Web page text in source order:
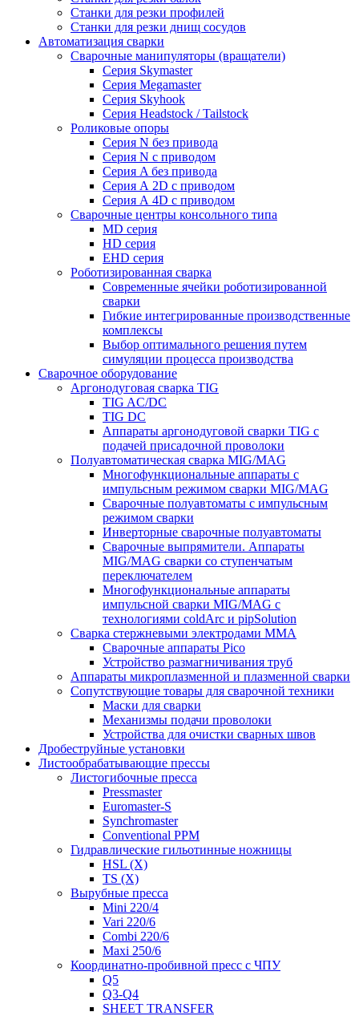
Станки для резки профилей
Станки для резки днищ сосудов
Автоматизация сварки
Сварочные манипуляторы (вращатели)
Серия Skymaster
Серия Megamaster
Серия Skyhook
Серия Headstock / Tailstock
Роликовые опоры
Серия N без привода
Серия N с приводом
Серия A без привода
Серия А 2D с приводом
Серия А 4D с приводом
Сварочные центры консольного типа
MD серия
HD серия
EHD серия
Роботизированная сварка
Современные ячейки роботизированной
сварки
Гибкие интегрированные производственные
комплексы
Выбор оптимального решения путем
симуляции процесса производства
Сварочное оборудование
Аргонодуговая сварка TIG
TIG AC/DC
TIG DC
Аппараты аргонодуговой сварки TIG с
подачей присадочной проволоки
Полуавтоматическая сварка MIG/MAG
Многофункциональные аппараты с
импульсным режимом сварки MIG/MAG
Сварочные полуавтоматы с импульсным
режимом сварки
Инверторные сварочные полуавтоматы
Сварочные выпрямители. Аппараты
MIG/MAG сварки со ступенчатым
переключателем
Многофункциональные аппараты
импульсной сварки MIG/MAG с
технологиями coldArc и pipSolution
Сварка стержневыми электродами MMA
Сварочные аппараты Pico
Устройство размагничивания труб
Аппараты микроплазменной и плазменной сварки
Сопутствующие товары для сварочной техники
Маски для сварки
Механизмы подачи проволоки
Устройства для очистки сварных швов
Дробеструйные установки
Листообрабатывающие прессы
Листогибочные пресса
Pressmaster
Euromaster-S
Synchromaster
Conventional PPM
Гидравлические гильотинные ножницы
HSL (X)
TS (X)
Вырубные пресса
Mini 220/4
Vari 220/6
Combi 220/6
Maxi 250/6
Координатно-пробивной пресс с ЧПУ
Q5
Q3-Q4
SHEET TRANSFER